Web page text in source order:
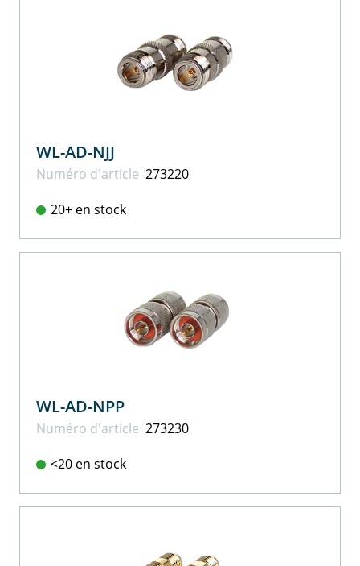
WL-AD-NJJ
Numéro d'article 273220
20+ en stock
WL-AD-NPP
Numéro d'article 273230
<20 en stock